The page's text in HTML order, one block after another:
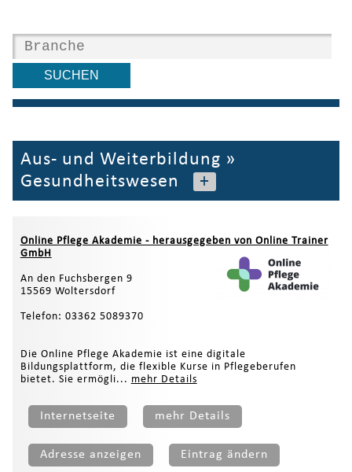
Aus- und Weiterbildung »
Gesundheitswesen
+
Online Pflege Akademie - herausgegeben von Online Trainer
GmbH
An den Fuchsbergen 9
15569 Woltersdorf
Telefon: 03362 5089370
Die Online Pflege Akademie ist eine digitale
Bildungsplattform, die flexible Kurse in Pflegeberufen
bietet. Sie ermögli... mehr Details
Internetseite mehr Details
Adresse anzeigen Eintrag ändern